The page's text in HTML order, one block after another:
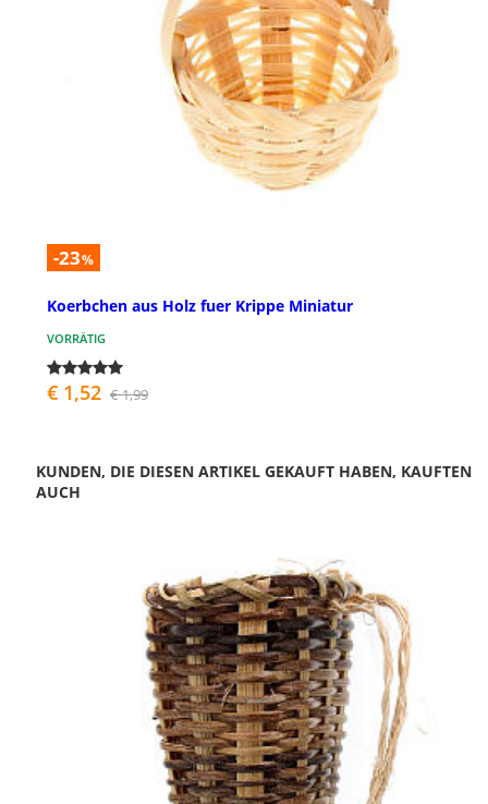
-23%
Koerbchen aus Holz fuer Krippe Miniatur
VORRÄTIG
€ 1,52 € 1,99
KUNDEN, DIE DIESEN ARTIKEL GEKAUFT HABEN, KAUFTEN
AUCH